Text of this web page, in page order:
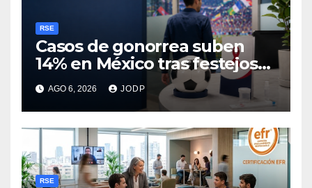
RSE
Casos de gonorrea suben
14% en México tras festejos
futboleros: Fundación MSI
AGO 6, 2026 JODP
RSE